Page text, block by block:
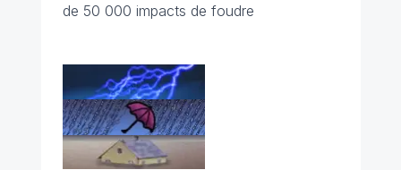
de 50 000 impacts de foudre